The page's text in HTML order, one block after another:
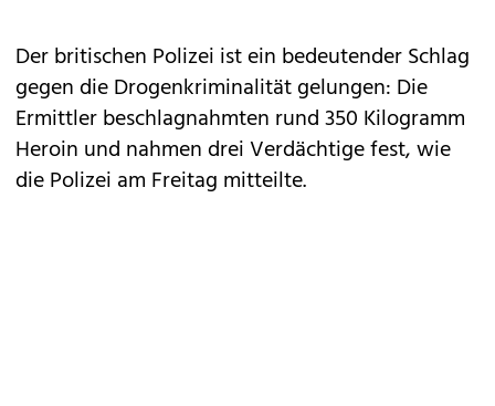
Der britischen Polizei ist ein bedeutender Schlag
gegen die Drogenkriminalität gelungen: Die
Ermittler beschlagnahmten rund 350 Kilogramm
Heroin und nahmen drei Verdächtige fest, wie
die Polizei am Freitag mitteilte.